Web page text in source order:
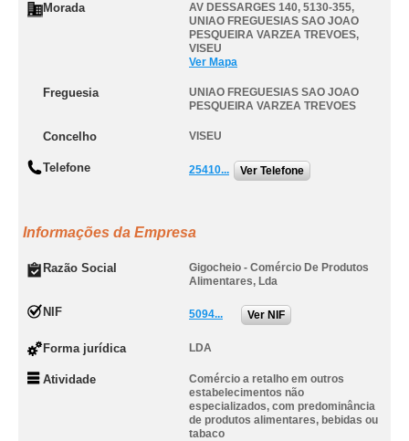
Morada AV DESSARGES 140, 5130-355,
UNIAO FREGUESIAS SAO JOAO
PESQUEIRA VARZEA TREVOES,
VISEU
Ver Mapa
Freguesia
UNIAO FREGUESIAS SAO JOAO
PESQUEIRA VARZEA TREVOES
Concelho VISEU
Telefone 25410... Ver Telefone
Informações da Empresa
Razão Social
Gigocheio - Comércio De Produtos
Alimentares, Lda
NIF 5094... Ver NIF
Forma jurídica LDA
Atividade
Comércio a retalho em outros
estabelecimentos não
especializados, com predominância
de produtos alimentares, bebidas ou
tabaco